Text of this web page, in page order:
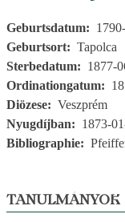
Geburtsdatum
Geburtsort
Tapolca
Sterbedatum
1877-
Ordinationgatum
Diözese
Veszprém
Nyugdíjban
1873-
Bibliographie
TANULMÁNYOK